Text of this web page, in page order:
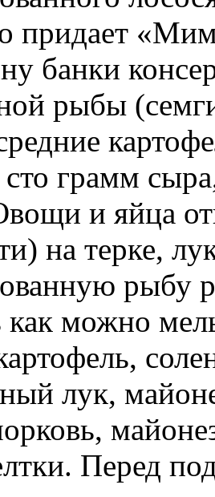
придает
банки
рыбы
грамм
и яйца
на терке,
рыбу
как можно
лук,
Перед